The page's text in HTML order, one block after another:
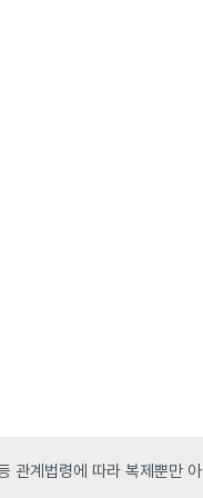
관계법령에 따라 복제뿐만